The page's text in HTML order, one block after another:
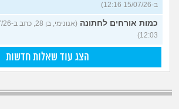
ב-15/07/26 12:16)
כמות אורחים לחתונה
(אנונימי,
12:03)
הצג עוד שאלות חדשות